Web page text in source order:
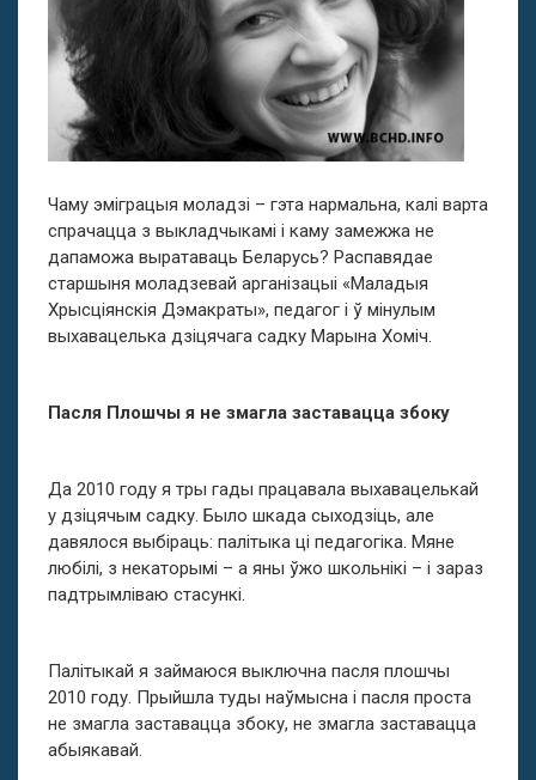
Чаму эміграцыя моладзі – гэта нармальна, калі варта
спрачацца з выкладчыкамі і каму замежжа не
дапаможа выратаваць Беларусь? Распавядае
старшыня моладзевай арганізацыі «Маладыя
Хрысціянскія Дэмакраты», педагог і ў мінулым
выхавацелька дзіцячага садку Марына Хоміч.
Пасля Плошчы я не змагла заставацца збоку
Да 2010 году я тры гады працавала выхавацелькай
у дзіцячым садку. Было шкада сыходзіць, але
давялося выбіраць: палітыка ці педагогіка. Мяне
любілі, з некаторымі – а яны ўжо школьнікі – і зараз
падтрымліваю стасункі.
Палітыкай я займаюся выключна пасля плошчы
2010 году. Прыйшла туды наўмысна і пасля проста
не змагла заставацца збоку, не змагла заставацца
абыякавай.